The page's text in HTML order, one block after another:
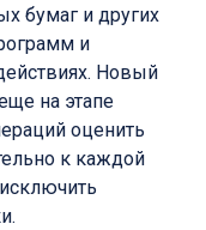
бумаг и других
и
Новый
на этапе
оценить
к каждой